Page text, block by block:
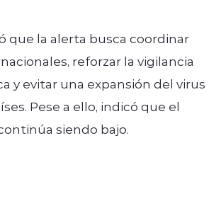
que la alerta busca coordinar
reforzar la vigilancia
y evitar una expansión del virus
Pese a ello, indicó que el
siendo bajo.